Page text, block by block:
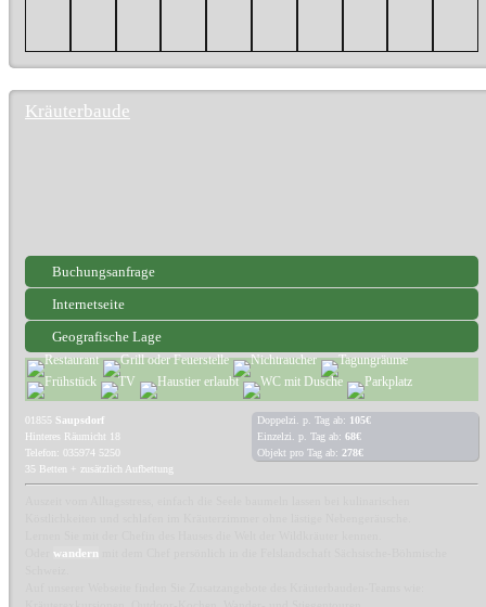
Kräuterbaude
Buchungsanfrage
Internetseite
Geografische Lage
01855 Saupsdorf
Hinteres Räumicht 18
Telefon: 035974 5250
35 Betten + zusätzlich Aufbettung
Doppelzi. p. Tag ab: 105€
Einzelzi. p. Tag ab: 68€
Objekt pro Tag ab: 278€
wandern